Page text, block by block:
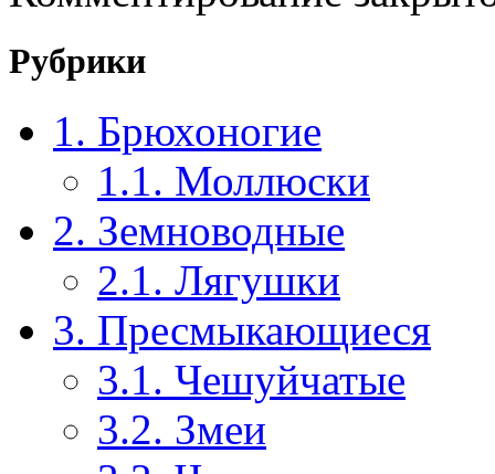
Рубрики
1. Брюхоногие
1.1. Моллюски
2. Земноводные
2.1. Лягушки
3. Пресмыкающиеся
3.1. Чешуйчатые
3.2. Змеи